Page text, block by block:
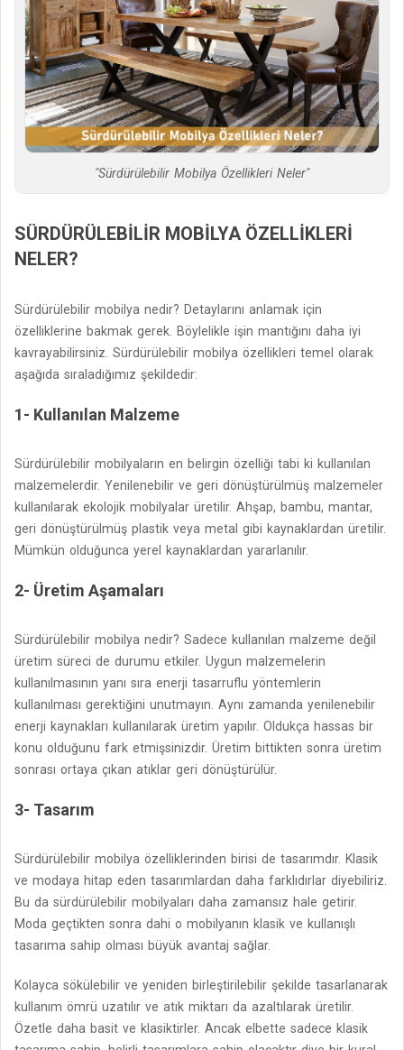
"Sürdürülebilir Mobilya Özellikleri Neler"
SÜRDÜRÜLEBILIR MOBILYA ÖZELLIKLERI
NELER?
Sürdürülebilir mobilya nedir? Detaylarını anlamak için
özelliklerine bakmak gerek. Böylelikle işin mantığını daha iyi
kavrayabilirsiniz. Sürdürülebilir mobilya özellikleri temel olarak
aşağıda sıraladığımız şekildedir:
1- Kullanılan Malzeme
Sürdürülebilir mobilyaların en belirgin özelliği tabi ki kullanılan
malzemelerdir. Yenilenebilir ve geri dönüştürülmüş malzemeler
kullanılarak ekolojik mobilyalar üretilir. Ahşap, bambu, mantar,
geri dönüştürülmüş plastik veya metal gibi kaynaklardan üretilir.
Mümkün olduğunca yerel kaynaklardan yararlanılır.
2- Üretim Aşamaları
Sürdürülebilir mobilya nedir? Sadece kullanılan malzeme değil
üretim süreci de durumu etkiler. Uygun malzemelerin
kullanılmasının yanı sıra enerji tasarruflu yöntemlerin
kullanılması gerektiğini unutmayın. Aynı zamanda yenilenebilir
enerji kaynakları kullanılarak üretim yapılır. Oldukça hassas bir
konu olduğunu fark etmişsinizdir. Üretim bittikten sonra üretim
sonrası ortaya çıkan atıklar geri dönüştürülür.
3- Tasarım
Sürdürülebilir mobilya özelliklerinden birisi de tasarımdır. Klasik
ve modaya hitap eden tasarımlardan daha farklıdırlar diyebiliriz.
Bu da sürdürülebilir mobilyaları daha zamansız hale getirir.
Moda geçtikten sonra dahi o mobilyanın klasik ve kullanışlı
tasarıma sahip olması büyük avantaj sağlar.
Kolayca sökülebilir ve yeniden birleştirilebilir şekilde tasarlanarak
kullanım ömrü uzatılır ve atık miktarı da azaltılarak üretilir.
Özetle daha basit ve klasiktirler. Ancak elbette sadece klasik